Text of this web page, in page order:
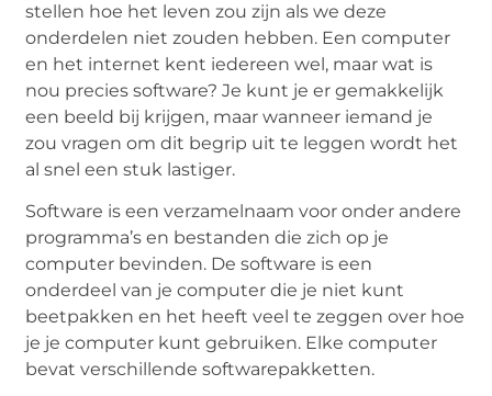
stellen hoe het leven zou zijn als we deze
onderdelen niet zouden hebben. Een computer
en het internet kent iedereen wel, maar wat is
nou precies software? Je kunt je er gemakkelijk
een beeld bij krijgen, maar wanneer iemand je
zou vragen om dit begrip uit te leggen wordt het
al snel een stuk lastiger.
Software is een verzamelnaam voor onder andere
programma’s en bestanden die zich op je
computer bevinden. De software is een
onderdeel van je computer die je niet kunt
beetpakken en het heeft veel te zeggen over hoe
je je computer kunt gebruiken. Elke computer
bevat verschillende softwarepakketten.